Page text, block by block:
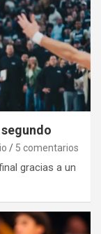
5 comentarios
gracias a un